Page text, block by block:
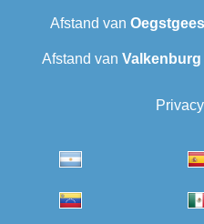
Afstand van
Afstand van Valkenburg